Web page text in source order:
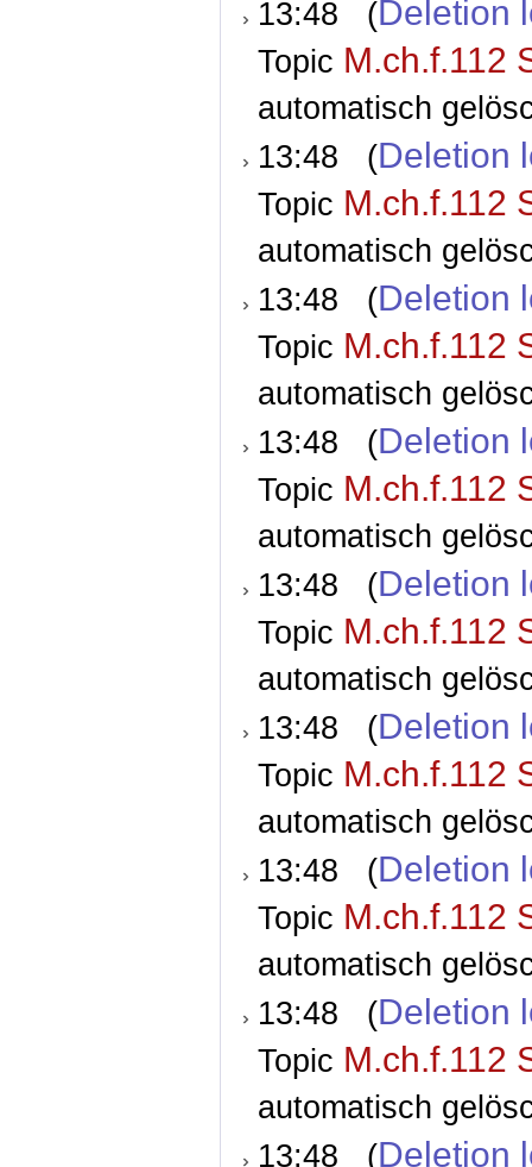
13:48 (Deletion
Topic M.ch.f.112
automatisch
13:48 (Deletion
Topic M.ch.f.112
automatisch
13:48 (Deletion
Topic M.ch.f.112
automatisch
13:48 (Deletion
Topic M.ch.f.112
automatisch
13:48 (Deletion
Topic M.ch.f.112
automatisch
13:48 (Deletion
Topic M.ch.f.112
automatisch
13:48 (Deletion
Topic M.ch.f.112
automatisch
13:48 (Deletion
Topic M.ch.f.112
automatisch
13:48 (Deletion